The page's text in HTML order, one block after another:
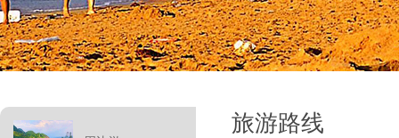
旅游路线